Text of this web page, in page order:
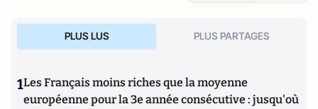
PLUS LUS PLUS PARTAGES
1Les Français moins riches que la moyenne
européenne pour la 3e année consécutive : jusqu'où